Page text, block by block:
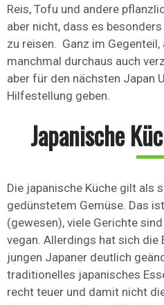
Reis, Tofu und andere
aber nicht, dass es
zu reisen. Ganz im Gegenteil,
manchmal durchaus auch
aber für den nächsten Japan
Hilfestellung geben.
Japanische
Die japanische Küche gilt als
gedünstetem Gemüse. Das
(gewesen), viele Gerichte
vegan. Allerdings hat sich die
jungen Japaner deutlich
traditionelles japanisches
recht teuer und damit nicht